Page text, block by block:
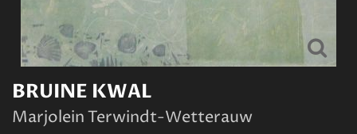
BRUINE KWAL
Marjolein Terwindt-Wetterauw